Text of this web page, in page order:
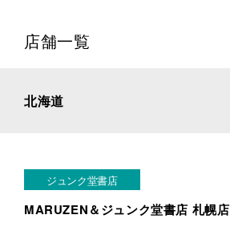
店舗一覧
北海道
ジュンク堂書店
MARUZEN＆ジュンク堂書店 札幌店